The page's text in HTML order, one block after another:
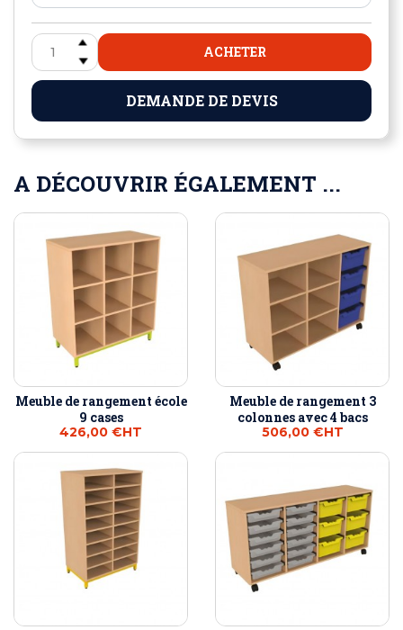
ACHETER
DEMANDE DE DEVIS
A DÉCOUVRIR ÉGALEMENT ...
Meuble de rangement école
9 cases
426,00 €HT
Meuble de rangement 3
colonnes avec 4 bacs
506,00 €HT